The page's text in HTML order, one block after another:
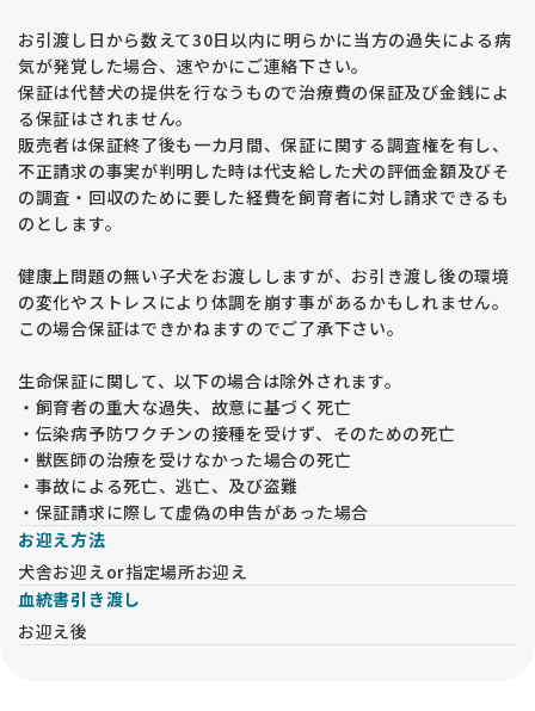
お引渡し日から数えて30日以内に明らかに当方の過失による病
気が発覚した場合、速やかにご連絡下さい。
保証は代替犬の提供を行なうもので治療費の保証及び金銭によ
る保証はされません。
販売者は保証終了後も一カ月間、保証に関する調査権を有し、
不正請求の事実が判明した時は代支給した犬の評価金額及びそ
の調査・回収のために要した経費を飼育者に対し請求できるも
のとします。
健康上問題の無い子犬をお渡ししますが、お引き渡し後の環境
の変化やストレスにより体調を崩す事があるかもしれません。
この場合保証はできかねますのでご了承下さい。
生命保証に関して、以下の場合は除外されます。
・飼育者の重大な過失、故意に基づく死亡
・伝染病予防ワクチンの接種を受けず、そのための死亡
・獣医師の治療を受けなかった場合の死亡
・事故による死亡、逃亡、及び盗難
・保証請求に際して虚偽の申告があった場合
お迎え方法
犬舎お迎えor指定場所お迎え
血統書引き渡し
お迎え後